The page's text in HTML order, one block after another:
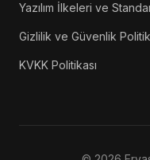
Yazılım İlkeleri ve
Gizlilik ve Güvenlik
KVKK Politikası